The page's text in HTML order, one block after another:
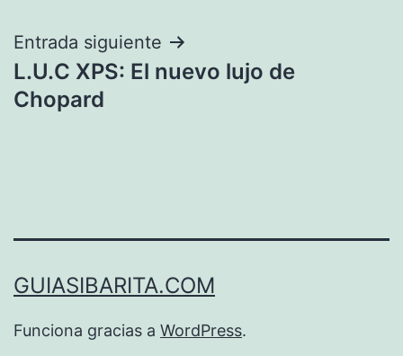
Entrada siguiente
L.U.C XPS: El nuevo lujo de
Chopard
GUIASIBARITA.COM
Funciona gracias a WordPress.